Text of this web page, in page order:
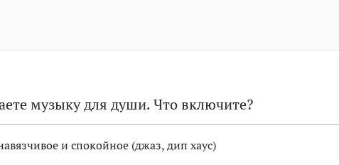
музыку для души. Что включите?
и спокойное (джаз, дип хаус)